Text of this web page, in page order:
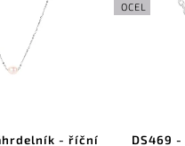
- říční
OCEL
DS469